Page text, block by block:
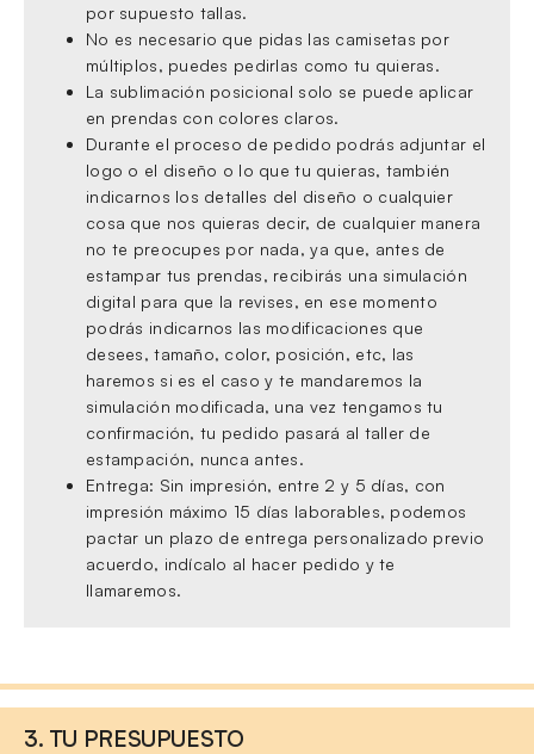
por supuesto tallas.
No es necesario que pidas las camisetas por
múltiplos, puedes pedirlas como tu quieras.
La sublimación posicional solo se puede aplicar
en prendas con colores claros.
Durante el proceso de pedido podrás adjuntar el
logo o el diseño o lo que tu quieras, también
indicarnos los detalles del diseño o cualquier
cosa que nos quieras decir, de cualquier manera
no te preocupes por nada, ya que, antes de
estampar tus prendas, recibirás una simulación
digital para que la revises, en ese momento
podrás indicarnos las modificaciones que
desees, tamaño, color, posición, etc, las
haremos si es el caso y te mandaremos la
simulación modificada, una vez tengamos tu
confirmación, tu pedido pasará al taller de
estampación, nunca antes.
Entrega: Sin impresión, entre 2 y 5 días, con
impresión máximo 15 días laborables, podemos
pactar un plazo de entrega personalizado previo
acuerdo, indícalo al hacer pedido y te
llamaremos.
3. TU PRESUPUESTO